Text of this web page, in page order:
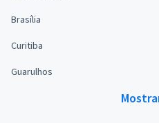
Brasília
Curitiba
Guarulhos